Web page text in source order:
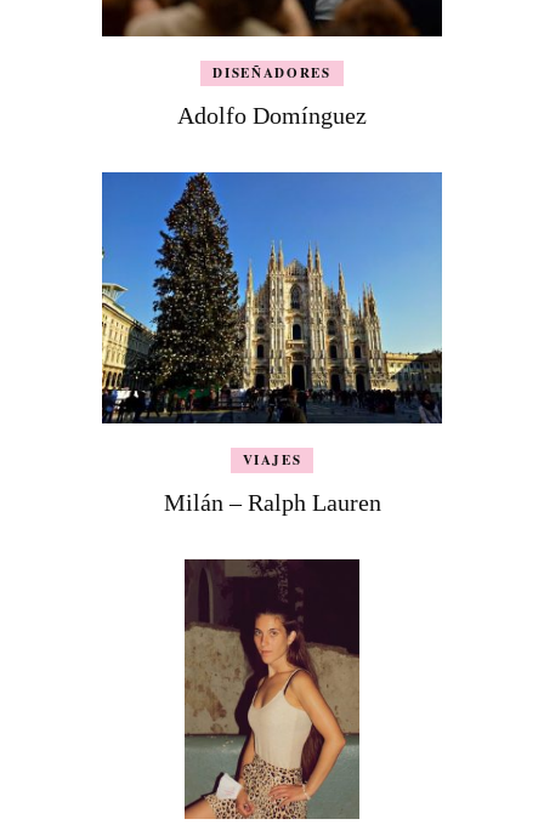
DISEÑADORES
Adolfo Domínguez
VIAJES
Milán – Ralph Lauren